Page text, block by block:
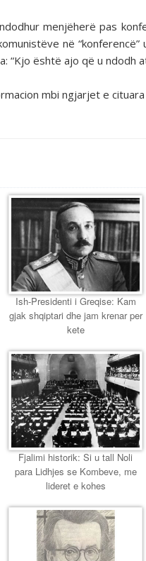
menjëherë pas
në
“Kjo është ajo që u ndodh
mbi ngjarjet e
Ish-Presidenti i Greqise: Kam
gjak shqiptari dhe jam krenar per
kete
Fjalimi historik: Si u tall Noli
para Lidhjes se Kombeve, me
lideret e kohes